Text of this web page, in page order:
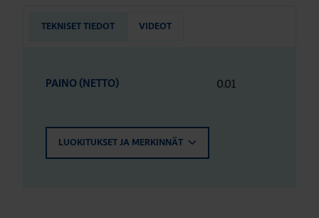
TEKNISET TIEDOT VIDEOT
PAINO (NETTO) 0.01
LUOKITUKSET JA MERKINNÄT